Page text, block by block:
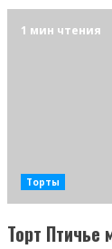
1 мин чтения
Торты
Торт Птичье